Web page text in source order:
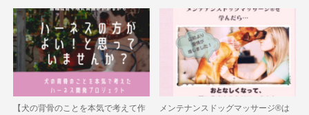
【犬の背骨のことを本気で考えて作
メンテナンスドッグマッサージ®は